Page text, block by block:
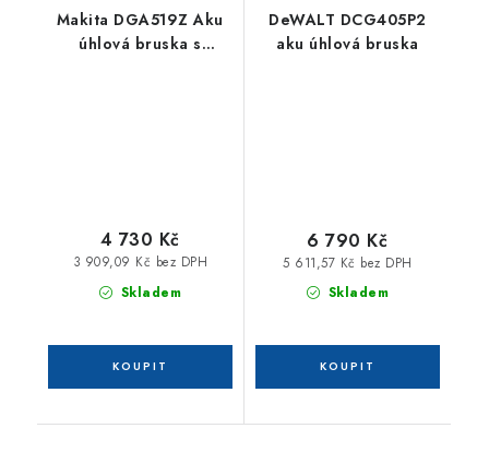
Makita DGA519Z Aku
úhlová bruska s
Skladem
3 909,09 Kč bez DPH
4 730 Kč
DeWALT DCG405P2
aku úhlová bruska
Skladem
5 611,57 Kč bez DPH
6 790 Kč